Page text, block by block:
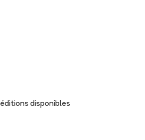
éditions disponibles